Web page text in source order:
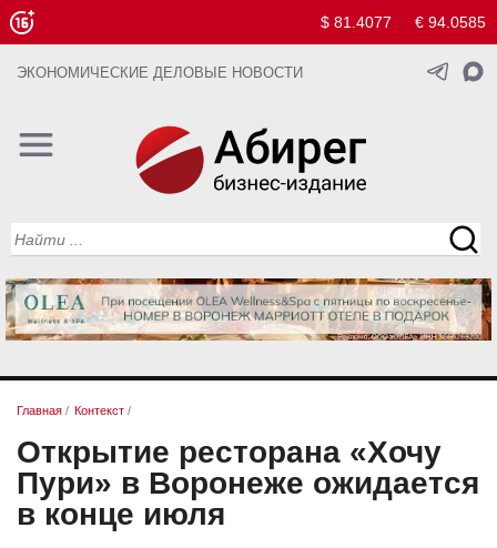
$ 81.4077 € 94.0585
ЭКОНОМИЧЕСКИЕ ДЕЛОВЫЕ НОВОСТИ
Главная / Контекст /
Открытие ресторана «Хочу
Пури» в Воронеже ожидается
в конце июля